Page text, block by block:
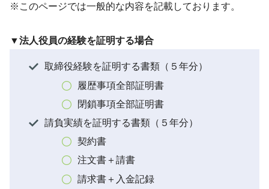
※このページでは一般的な内容を記載しております。
▼法人役員の経験を証明する場合
取締役経験を証明する書類（５年分）
履歴事項全部証明書
閉鎖事項全部証明書
請負実績を証明する書類（５年分）
契約書
注文書＋請書
請求書＋入金記録